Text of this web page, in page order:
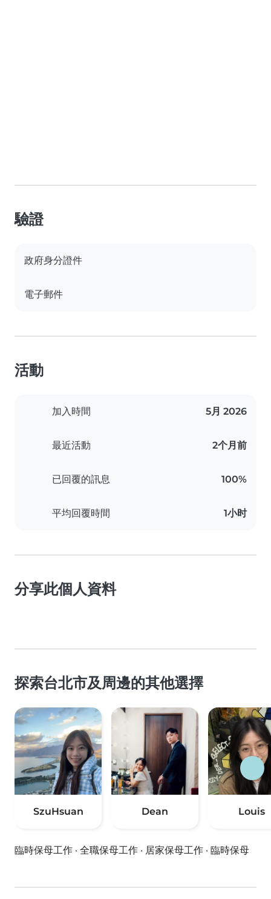
驗證
政府身分證件
電子郵件
活動
加入時間 5月 2026
最近活動 2个月前
已回覆的訊息 100%
平均回覆時間 1小时
分享此個人資料
探索台北市及周邊的其他選擇
SzuHsuan Dean Louis
臨時保母工作 · 全職保母工作 · 居家保母工作 · 臨時保母